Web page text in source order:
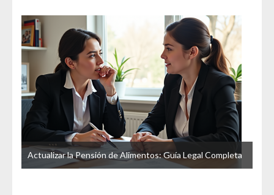
Actualizar la Pensión de Alimentos: Guía Legal Completa